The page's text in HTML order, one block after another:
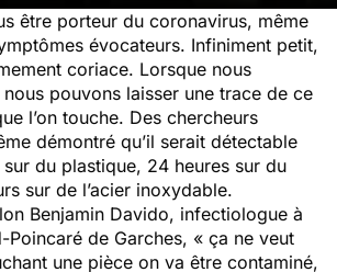
être porteur du coronavirus, même
évocateurs. Infiniment petit,
coriace. Lorsque nous
pouvons laisser une trace de ce
l’on touche. Des chercheurs
démontré qu’il serait détectable
sur du plastique, 24 heures sur du
sur de l’acier inoxydable.
Benjamin Davido, infectiologue à
Poincaré de Garches, « ça ne veut
une pièce on va être contaminé,